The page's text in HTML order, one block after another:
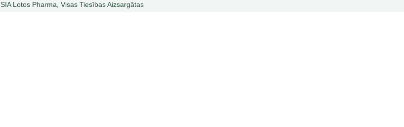
SIA Lotos Pharma, Visas Tiesības Aizsargātas